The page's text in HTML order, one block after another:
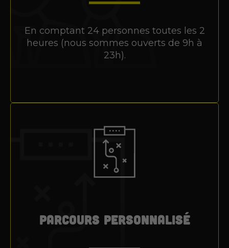
En comptant 24 personnes toutes les 2
heures (nous sommes ouverts de 9h à
23h).
Parcours personnalisé